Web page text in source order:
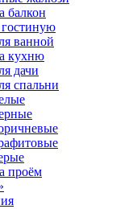
балкон
ванной
кухню
дачи
спальни
проём